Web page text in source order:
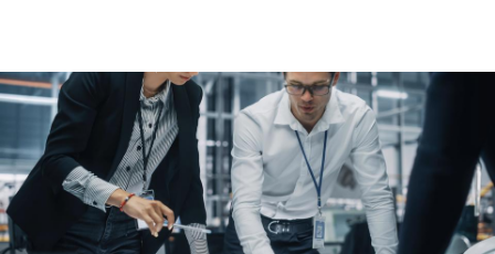
APQP